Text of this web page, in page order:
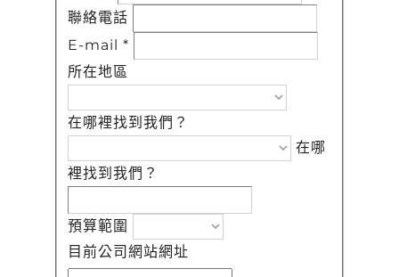
聯絡電話
E-mail *
所在地區
在哪裡找到我們？
在哪
裡找到我們？
預算範圍
目前公司網站網址